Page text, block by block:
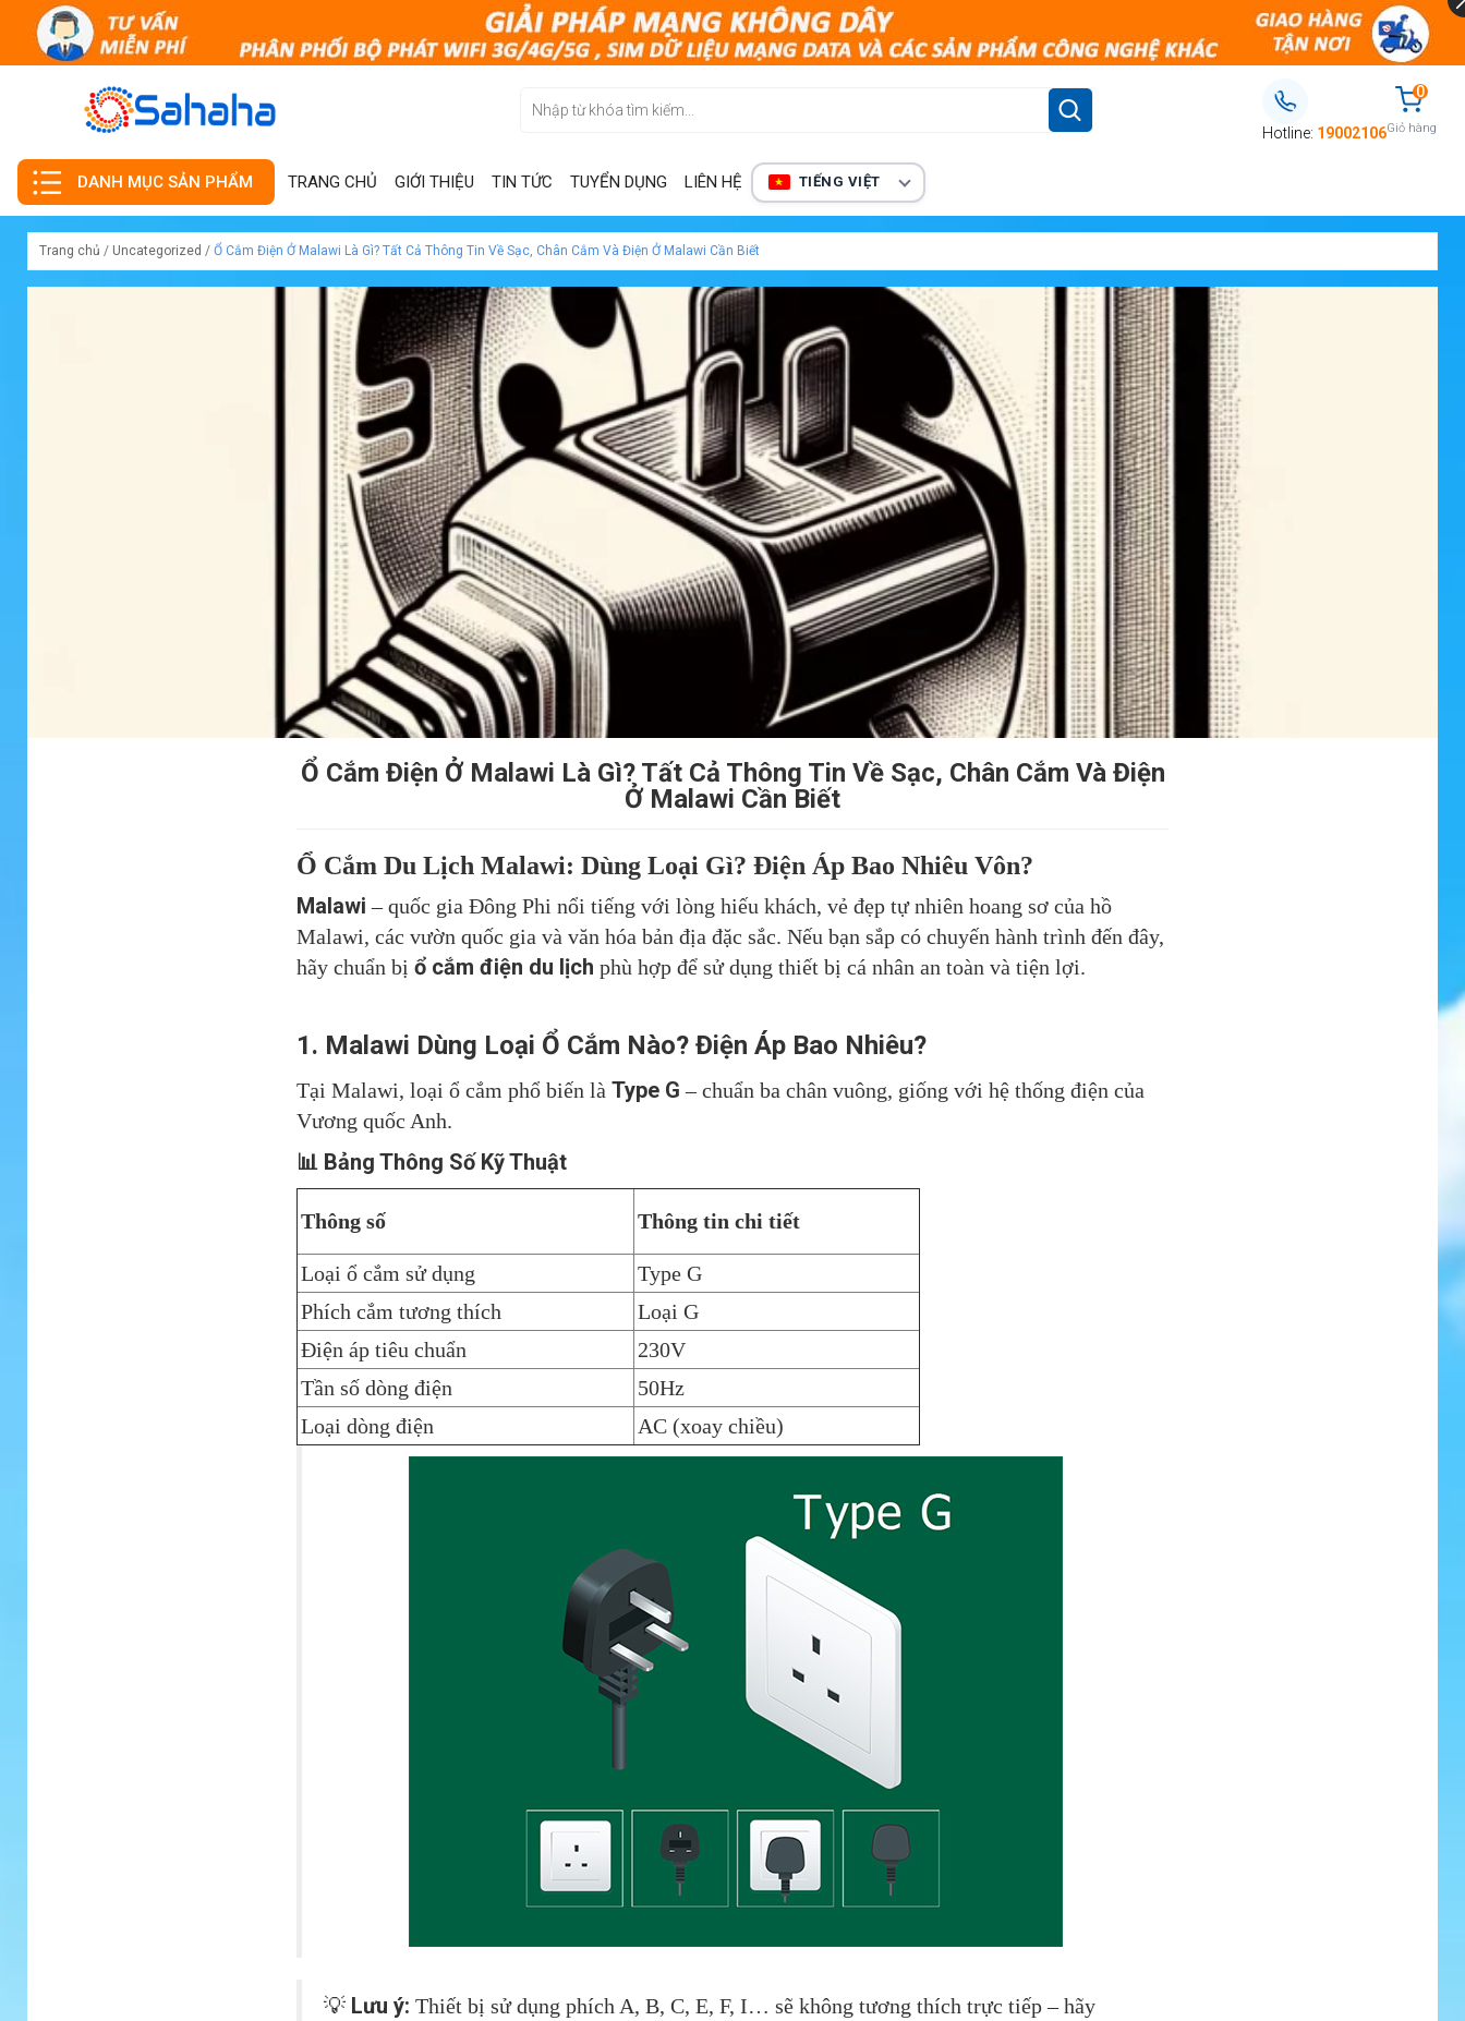
Hotline: 19002106
0
Giỏ hàng
DANH MỤC SẢN PHẨM TRANG CHỦ GIỚI THIỆU TIN TỨC TUYỂN DỤNG LIÊN HỆ TIẾNG VIỆT
Trang chủ / Uncategorized / Ổ Cắm Điện Ở Malawi Là Gì? Tất Cả Thông Tin Về Sạc, Chân Cắm Và Điện Ở Malawi Cần Biết
Ổ Cắm Điện Ở Malawi Là Gì? Tất Cả Thông Tin Về Sạc, Chân Cắm Và Điện
Ở Malawi Cần Biết
Ổ Cắm Du Lịch Malawi: Dùng Loại Gì? Điện Áp Bao Nhiêu Vôn?
Malawi – quốc gia Đông Phi nổi tiếng với lòng hiếu khách, vẻ đẹp tự nhiên hoang sơ của hồ
Malawi, các vườn quốc gia và văn hóa bản địa đặc sắc. Nếu bạn sắp có chuyến hành trình đến đây,
hãy chuẩn bị ổ cắm điện du lịch phù hợp để sử dụng thiết bị cá nhân an toàn và tiện lợi.
1. Malawi Dùng Loại Ổ Cắm Nào? Điện Áp Bao Nhiêu?
Tại Malawi, loại ổ cắm phổ biến là Type G – chuẩn ba chân vuông, giống với hệ thống điện của
Vương quốc Anh.
📊 Bảng Thông Số Kỹ Thuật
Thông số Thông tin chi tiết
Loại ổ cắm sử dụng
Type G
Phích cắm tương thích
Loại G
Điện áp tiêu chuẩn
230V
Tần số dòng điện
50Hz
Loại dòng điện
AC (xoay chiều)
💡 Lưu ý: Thiết bị sử dụng phích A, B, C, E, F, I… sẽ không tương thích trực tiếp – hãy